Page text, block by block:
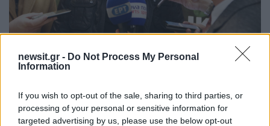
newsit.gr - Do Not Process My Personal
Information
If you wish to opt-out of the sale, sharing to third parties, or
processing of your personal or sensitive information for
targeted advertising by us, please use the below opt-out
19:5429.12.19
Δώνης: “Να ανέβουμε επίπεδο και να
Παναθηναϊκός!”